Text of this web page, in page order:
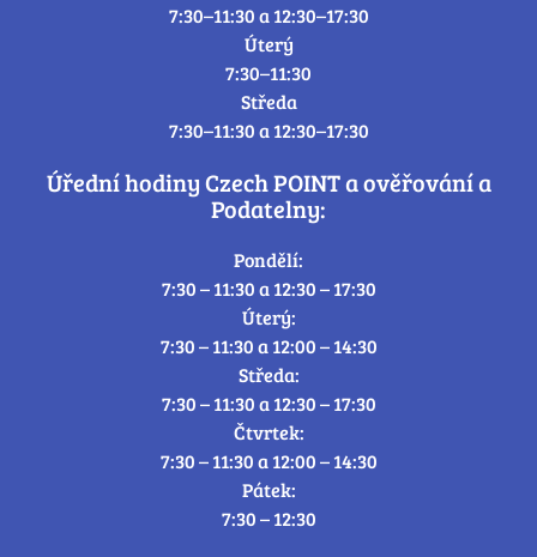
7:30–11:30 a 12:30–17:30
Úterý
7:30–11:30
Středa
7:30–11:30 a 12:30–17:30
Úřední hodiny Czech POINT a ověřování a
Podatelny:
Pondělí:
7:30 – 11:30 a 12:30 – 17:30
Úterý:
7:30 – 11:30 a 12:00 – 14:30
Středa:
7:30 – 11:30 a 12:30 – 17:30
Čtvrtek:
7:30 – 11:30 a 12:00 – 14:30
Pátek:
7:30 – 12:30